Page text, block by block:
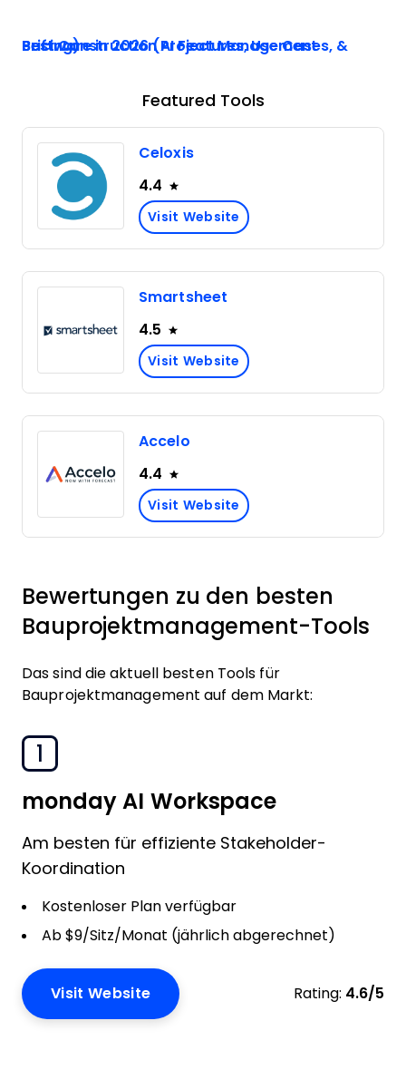
Best Construction Project Management Software in 2026 (AI Features, Use Cases, & Pricing)
Featured Tools
Celoxis
4.4
Visit Website
Smartsheet
4.5
Visit Website
Accelo
4.4
Visit Website
Bewertungen zu den besten
Bauprojektmanagement-Tools
Das sind die aktuell besten Tools für
Bauprojektmanagement auf dem Markt:
1
monday AI Workspace
Am besten für effiziente Stakeholder-
Koordination
Kostenloser Plan verfügbar
Ab $9/Sitz/Monat (jährlich abgerechnet)
Visit Website Rating: 4.6/5